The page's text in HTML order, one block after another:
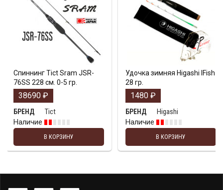
Спиннинг Tict Sram JSR-
76SS 228 см. 0-5 гр.
38690 ₽
БРЕНД
Tict
Наличие
В КОРЗИНУ
Удочка зимняя Higashi IFish
28 гр.
1480 ₽
БРЕНД
Higashi
Наличие
В КОРЗИНУ